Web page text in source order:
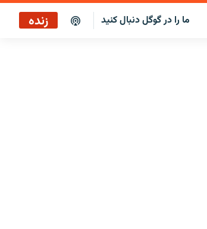
ما را در گوگل دنبال کنید زنده